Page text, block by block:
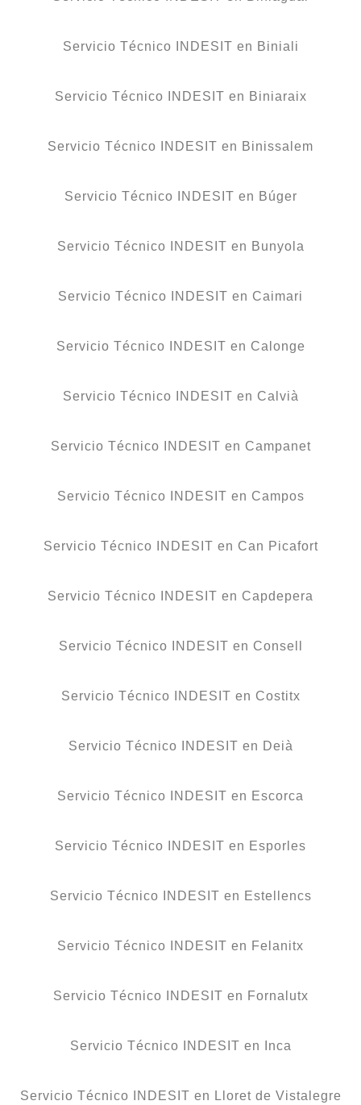
Servicio Técnico INDESIT en Biniali
Servicio Técnico INDESIT en Biniaraix
Servicio Técnico INDESIT en Binissalem
Servicio Técnico INDESIT en Búger
Servicio Técnico INDESIT en Bunyola
Servicio Técnico INDESIT en Caimari
Servicio Técnico INDESIT en Calonge
Servicio Técnico INDESIT en Calvià
Servicio Técnico INDESIT en Campanet
Servicio Técnico INDESIT en Campos
Servicio Técnico INDESIT en Can Picafort
Servicio Técnico INDESIT en Capdepera
Servicio Técnico INDESIT en Consell
Servicio Técnico INDESIT en Costitx
Servicio Técnico INDESIT en Deià
Servicio Técnico INDESIT en Escorca
Servicio Técnico INDESIT en Esporles
Servicio Técnico INDESIT en Estellencs
Servicio Técnico INDESIT en Felanitx
Servicio Técnico INDESIT en Fornalutx
Servicio Técnico INDESIT en Inca
Servicio Técnico INDESIT en Lloret de Vistalegre